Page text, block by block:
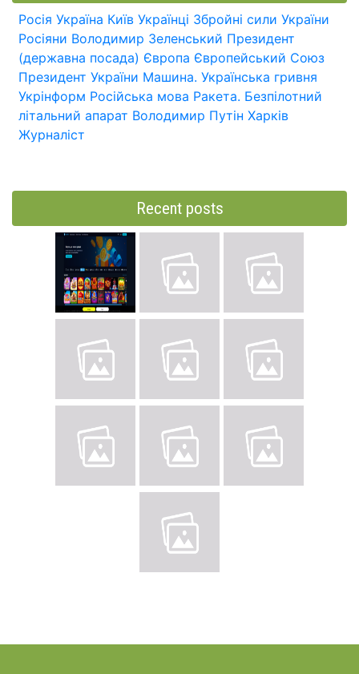
Росія Україна Київ Українці Збройні сили України
Росіяни Володимир Зеленський Президент
(державна посада) Європа Європейський Союз
Президент України Машина. Українська гривня
Укрінформ Російська мова Ракета. Безпілотний
літальний апарат Володимир Путін Харків
Журналіст
Recent posts